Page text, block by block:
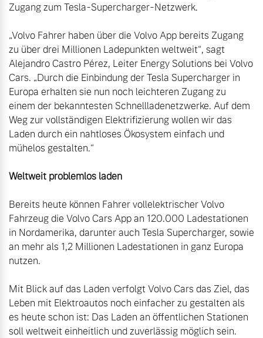
Editionsmodelle
Jetzt kennenlernen
Mehr erfahren
Finanzierung & Leasing
Versicherung
Zugang zum Tesla-Supercharger-Netzwerk.
„Volvo Fahrer haben über die Volvo App bereits Zugang
zu über drei Millionen Ladepunkten weltweit“, sagt
Alejandro Castro Pérez, Leiter Energy Solutions bei Volvo
Cars. „Durch die Einbindung der Tesla Supercharger in
Europa erhalten sie nun noch leichteren Zugang zu
einem der bekanntesten Schnellladenetzwerke. Auf dem
Weg zur vollständigen Elektrifizierung wollen wir das
Laden durch ein nahtloses Ökosystem einfach und
mühelos gestalten.“
Bereits heute können Fahrer vollelektrischer Volvo
Fahrzeug die Volvo Cars App an 120.000 Ladestationen
in Nordamerika, darunter auch Tesla Supercharger, sowie
an mehr als 1,2 Millionen Ladestationen in ganz Europa
nutzen.
Mit Blick auf das Laden verfolgt Volvo Cars das Ziel, das
Leben mit Elektroautos noch einfacher zu gestalten als
es heute schon ist: Das Laden an öffentlichen Stationen
soll weltweit einheitlich und zuverlässig möglich sein.